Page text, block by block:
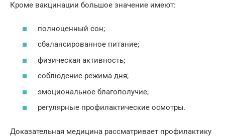
Кроме вакцинации большое значение имеют:
полноценный сон;
сбалансированное питание;
физическая активность;
соблюдение режима дня;
эмоциональное благополучие;
регулярные профилактические осмотры.
Доказательная медицина рассматривает профилактику